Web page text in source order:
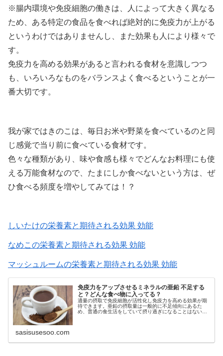
※腸内環境や免疫細胞の働きは、人によって大きく異なる
ため、ある特定の食品を食べれば絶対的に免疫力が上がる
というわけではありませんし、また効果も人により様々で
す。
免疫力を高める効果があると言われる食材を意識しつつ
も、いろいろなものをバランスよく食べるということが一
番大切です。
我が家ではきのこは、毎日お米や野菜を食べているのと同
じ感覚で当り前に食べている食材です。
色々な種類があり、味や食感も様々でどんなお料理にも使
える万能食材なので、たまにしか食べないという方は、ぜ
ひ食べる頻度を増やしてみては！？
しいたけの栄養素と期待される効果 効能
なめこの栄養素と期待される効果 効能
マッシュルームの栄養素と期待される効果 効能
免疫力をアップさせるミネラルの亜鉛 不足する
と？どんな食べ物に入ってる？
適量の摂取で免疫細胞が活性化し免疫力を高める効果が期
待できます。亜鉛の摂取量は一般的に不足傾向にあるた
め、普通の食生活をしていて摂り過ぎになることはないと
sasisusesoo.com